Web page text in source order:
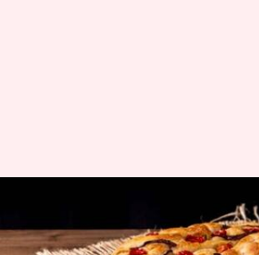
Resep roti focaccia
taburan herba